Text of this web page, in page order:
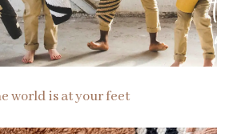
world is at your feet